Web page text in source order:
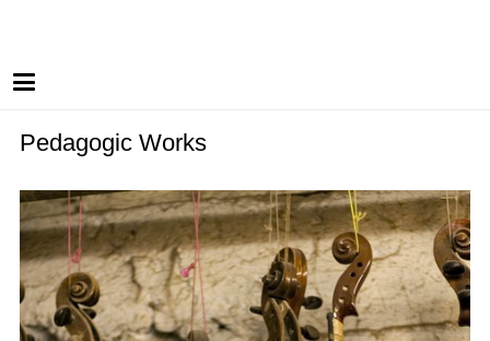
Pedagogic Works